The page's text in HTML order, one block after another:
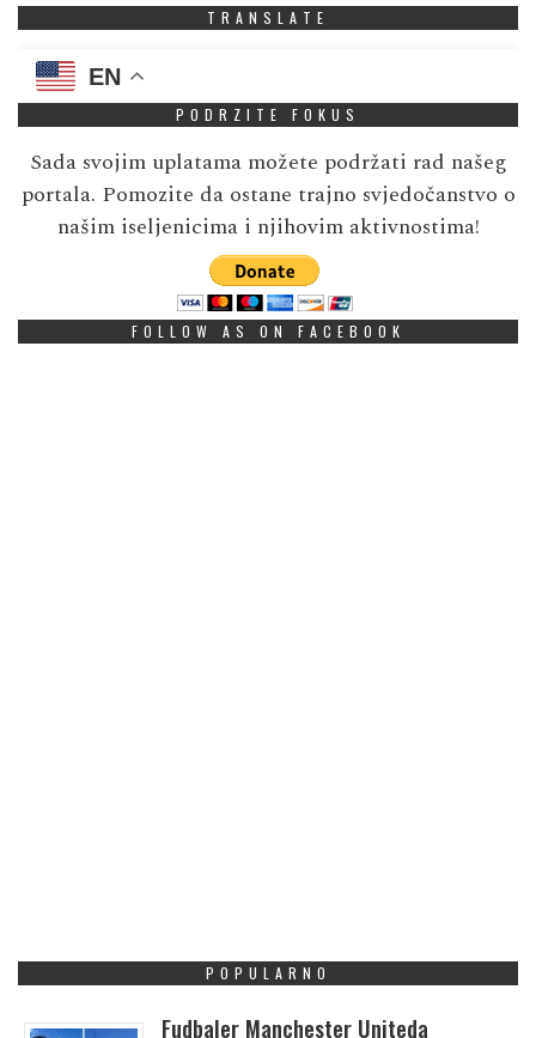
TRANSLATE
EN
PODRZITE FOKUS
Sada svojim uplatama možete podržati rad našeg
portala. Pomozite da ostane trajno svjedočanstvo o
našim iseljenicima i njihovim aktivnostima!
FOLLOW AS ON FACEBOOK
POPULARNO
Fudbaler Manchester Uniteda